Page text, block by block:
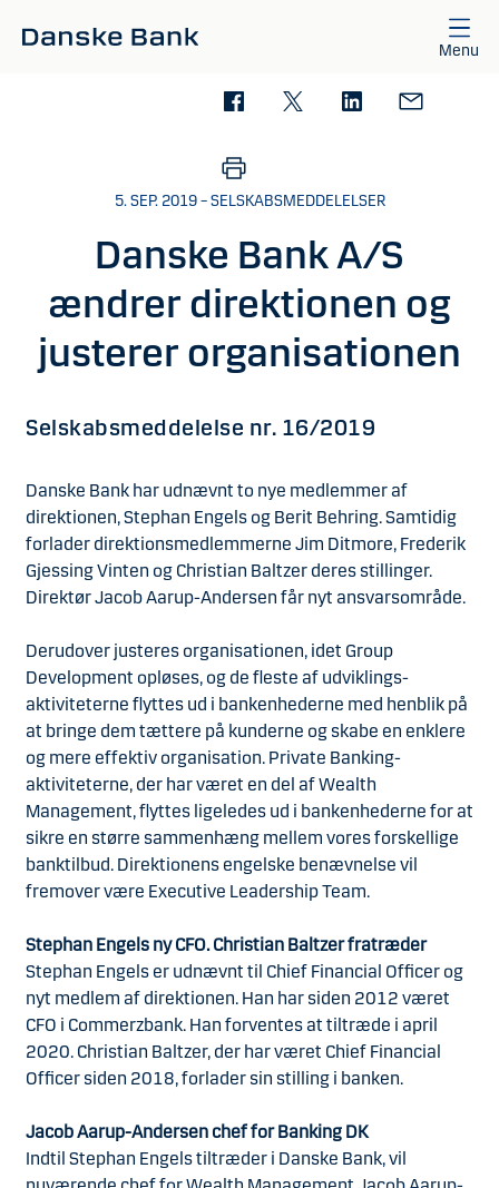
Menu
5. SEP. 2019 – SELSKABSMEDDELELSER
Danske Bank A/S
ændrer direktionen og
justerer organisationen
Selskabsmeddelelse nr. 16/2019
Danske Bank har udnævnt to nye medlemmer af
direktionen, Stephan Engels og Berit Behring. Samtidig
forlader direktionsmedlemmerne Jim Ditmore, Frederik
Gjessing Vinten og Christian Baltzer deres stillinger.
Direktør Jacob Aarup-Andersen får nyt ansvarsområde.
Derudover justeres organisationen, idet Group
Development opløses, og de fleste af udviklings-
aktiviteterne flyttes ud i bankenhederne med henblik på
at bringe dem tættere på kunderne og skabe en enklere
og mere effektiv organisation. Private Banking-
aktiviteterne, der har været en del af Wealth
Management, flyttes ligeledes ud i bankenhederne for at
sikre en større sammenhæng mellem vores forskellige
banktilbud. Direktionens engelske benævnelse vil
fremover være Executive Leadership Team.
Stephan Engels ny CFO. Christian Baltzer fratræder
Stephan Engels er udnævnt til Chief Financial Officer og
nyt medlem af direktionen. Han har siden 2012 været
CFO i Commerzbank. Han forventes at tiltræde i april
2020. Christian Baltzer, der har været Chief Financial
Officer siden 2018, forlader sin stilling i banken.
Jacob Aarup-Andersen chef for Banking DK
Indtil Stephan Engels tiltræder i Danske Bank, vil